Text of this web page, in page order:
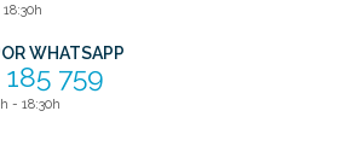
WHATSAPP
759
- 18:30h